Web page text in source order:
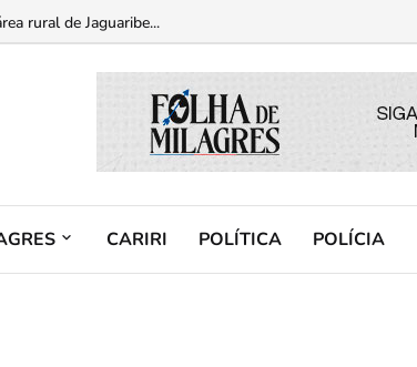
rural de Jaguaribe...
a História” em celebração aos 180 anos do município...
CARIRI POLÍTICA POLÍCIA